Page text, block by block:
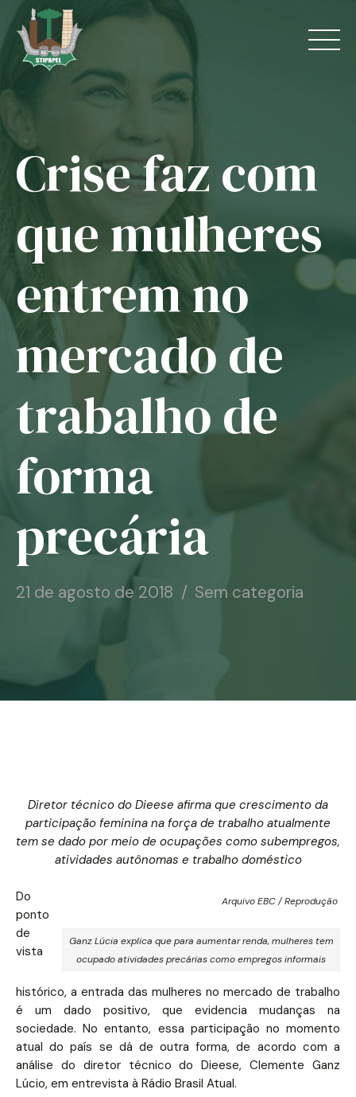
to
content
Home
Jurídico
Convênios
Notícias
Associe-se
Crise faz com
que mulheres
entrem no
mercado de
trabalho de
forma
precária
21 de agosto de 2018 Sem categoria
Diretor técnico do Dieese afirma que crescimento da
participação feminina na força de trabalho atualmente
tem se dado por meio de ocupações como subempregos,
atividades autônomas e trabalho doméstico
Arquivo EBC / Reprodução
Ganz Lúcia explica que para aumentar renda, mulheres tem
ocupado atividades precárias como empregos informais
Do
ponto
de
vista
histórico, a entrada das mulheres no mercado de trabalho
é um dado positivo, que evidencia mudanças na
sociedade. No entanto, essa participação no momento
atual do país se dá de outra forma, de acordo com a
análise do diretor técnico do Dieese, Clemente Ganz
Lúcio, em entrevista à Rádio Brasil Atual.